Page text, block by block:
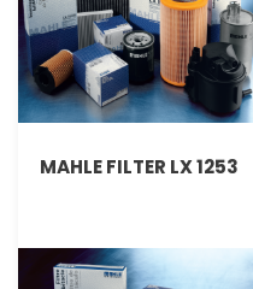
MAHLE FILTER LX 1253